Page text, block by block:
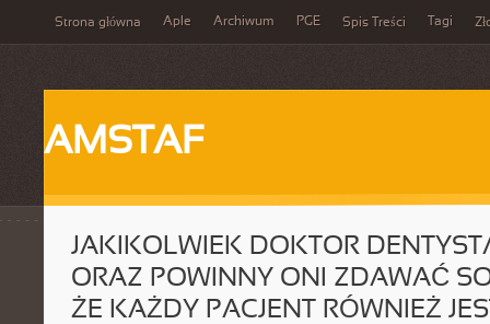
Strona główna Aple Archiwum PGE Spis Treści Tagi
AMSTAF
JAKIKOLWIEK DOKTOR
ORAZ POWINNY ONI ZDAWAĆ
ŻE KAŻDY PACJENT RÓWNIEŻ